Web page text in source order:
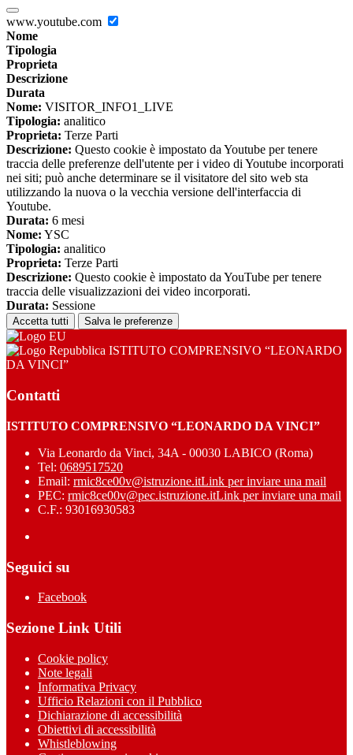
www.youtube.com
Nome
Tipologia
Proprieta
Descrizione
Durata
Nome: VISITOR_INFO1_LIVE
Tipologia: analitico
Proprieta: Terze Parti
Descrizione: Questo cookie è impostato da Youtube per tenere
traccia delle preferenze dell'utente per i video di Youtube incorporati
nei siti; può anche determinare se il visitatore del sito web sta
utilizzando la nuova o la vecchia versione dell'interfaccia di
Youtube.
Durata: 6 mesi
Nome: YSC
Tipologia: analitico
Proprieta: Terze Parti
Descrizione: Questo cookie è impostato da YouTube per tenere
traccia delle visualizzazioni dei video incorporati.
Durata: Sessione
Accetta tutti Salva le preferenze
ISTITUTO COMPRENSIVO “LEONARDO
DA VINCI”
Contatti
ISTITUTO COMPRENSIVO “LEONARDO DA VINCI”
Via Leonardo da Vinci, 34A - 00030 LABICO (Roma)
Tel: 0689517520
Email: rmic8ce00v@istruzione.itLink per inviare una mail
PEC: rmic8ce00v@pec.istruzione.itLink per inviare una mail
C.F.: 93016930583
Seguici su
Facebook
Sezione Link Utili
Cookie policy
Note legali
Informativa Privacy
Ufficio Relazioni con il Pubblico
Dichiarazione di accessibilità
Obiettivi di accessibilità
Whistleblowing